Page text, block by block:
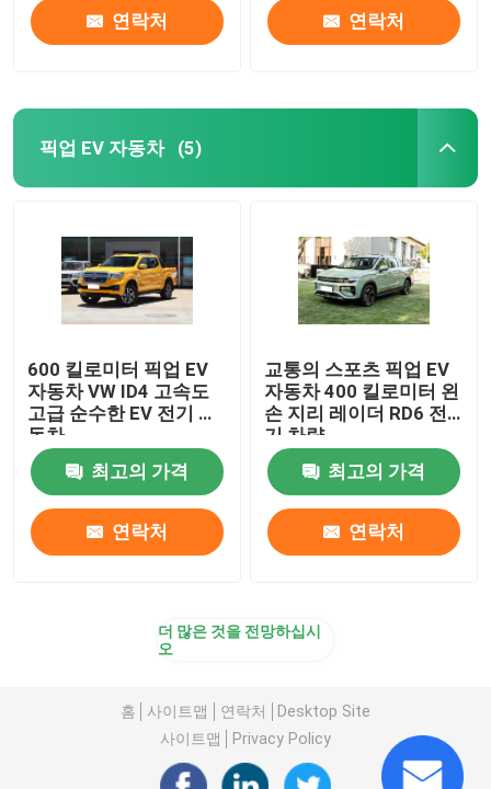
연락처 연락처
픽업 EV 자동차 (5)
600 킬로미터 픽업 EV
자동차 VW ID4 고속도
고급 순수한 EV 전기 자
동차
최고의 가격
연락처
교통의 스포츠 픽업 EV
자동차 400 킬로미터 왼
손 지리 레이더 RD6 전
기 차량
최고의 가격
연락처
더 많은 것을 전망하십시
오
홈 사이트맵 연락처
Desktop Site
사이트맵
Privacy Policy